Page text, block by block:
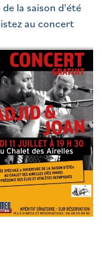
la saison d'été
au concert